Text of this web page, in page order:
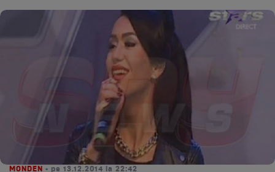
MONDEN • pe 13.12.2014 la 22:42